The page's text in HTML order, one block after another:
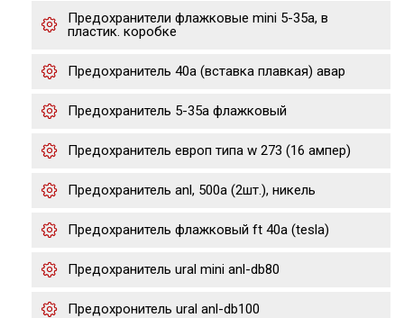
Предохранители флажковые mini 5-35a, в
пластик. коробке
Предохранитель 40а (вставка плавкая) авар
Предохранитель 5-35a флажковый
Предохранитель европ типа w 273 (16 ампер)
Предохранитель anl, 500a (2шт.), никель
Предохранитель флажковый ft 40а (tesla)
Предохранитель ural mini anl-db80
Предохронитель ural anl-db100